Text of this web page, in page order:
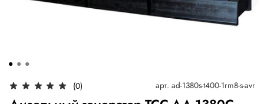
(0) арт. ad-1380s-t400-1rm8-s-avr